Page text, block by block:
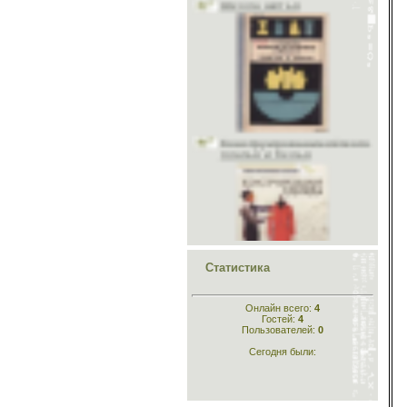
Учитесь шить и вязать
Головные уборы
Меховые головные уборы
Исторический раздел
Одежда для кукол
Шьём животным
Рукоделие
Стихи
Конструирование лёгкого
платья и белья
Конструирование
одежды
самых маленьких
Статистика
Онлайн всего: 4
Гостей: 4
Пользователей: 0
Сегодня были: